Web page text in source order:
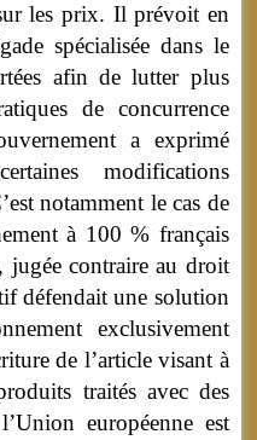
les prix. Il prévoit en
spécialisée dans le
afin de lutter plus
de concurrence
a exprimé
modifications
notamment le cas de
à 100 % français
jugée contraire au droit
défendait une solution
exclusivement
de l’article visant à
traités avec des
européenne est